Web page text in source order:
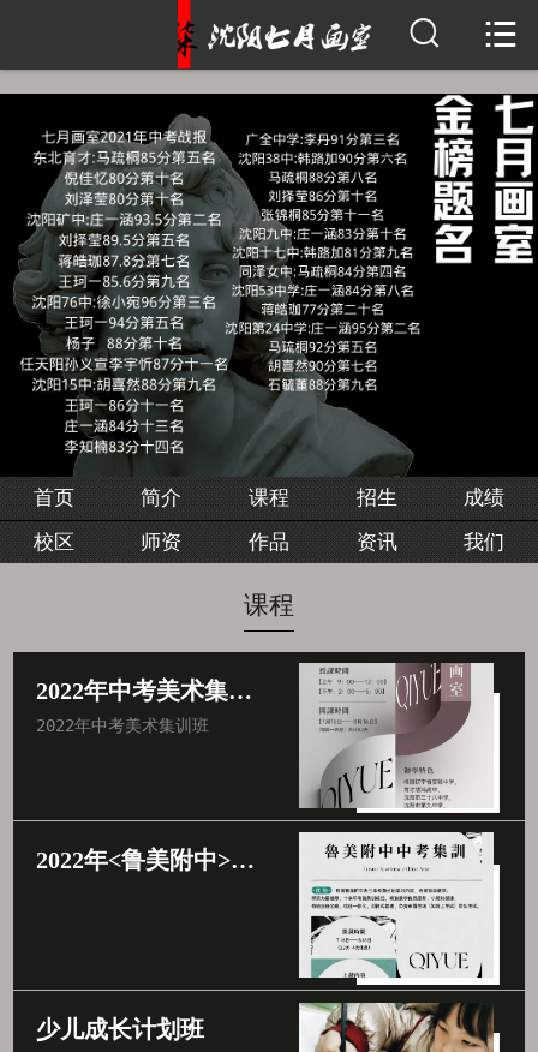
首页
简介
课程
招生
成绩
校区
师资
作品
资讯


首页 简介 课程 招生
成绩
校区
师资 作品 资讯 我们
课程
2022年中考美术集训班
2022年中考美术集训班
2022年<鲁美附中>中考集训班
少儿成长计划班